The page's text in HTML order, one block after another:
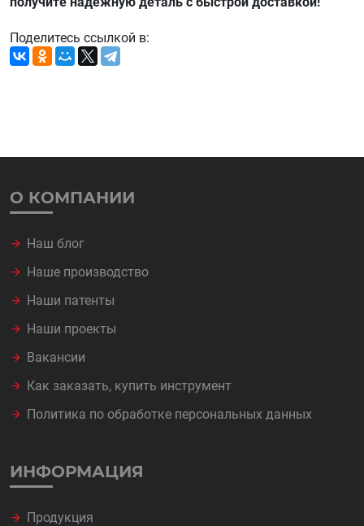
Поделитесь ссылкой в:
О КОМПАНИИ
Наш блог
Наше производство
Наши патенты
Наши проекты
Вакансии
Как заказать, купить инструмент
Политика по обработке персональных данных
ИНФОРМАЦИЯ
Продукция